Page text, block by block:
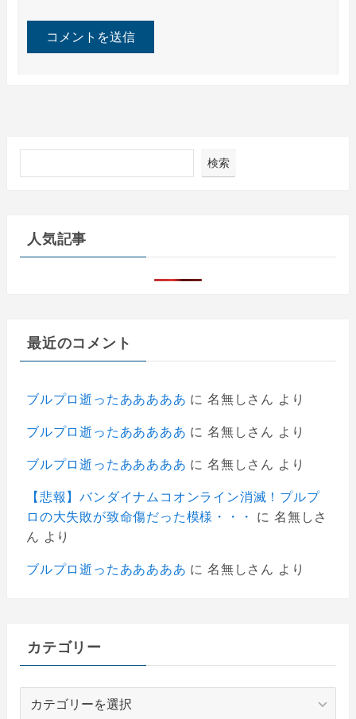
検索
人気記事
最近のコメント
ブルプロ逝ったあああああ に 名無しさん より
ブルプロ逝ったあああああ に 名無しさん より
ブルプロ逝ったあああああ に 名無しさん より
【悲報】バンダイナムコオンライン消滅！プルプ
ロの大失敗が致命傷だった模様・・・
に 名無しさ
ん より
ブルプロ逝ったあああああ に 名無しさん より
カテゴリー